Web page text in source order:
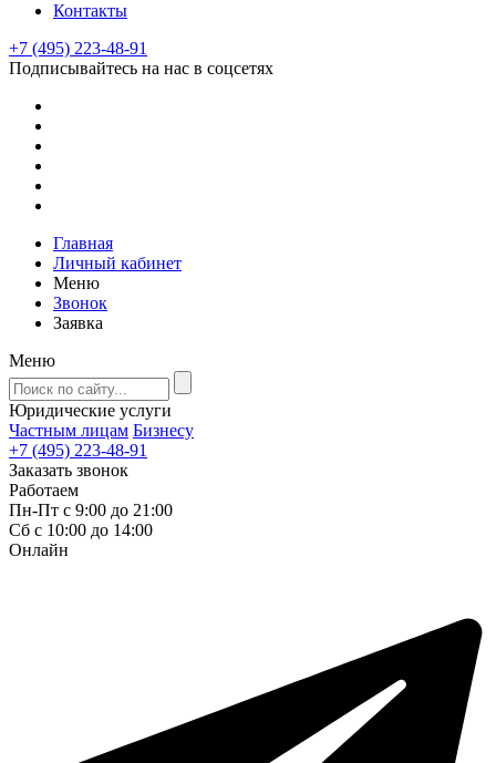
Контакты
+7 (495) 223-48-91
Подписывайтесь на нас в соцсетях
Главная
Личный кабинет
Меню
Звонок
Заявка
Меню
Юридические услуги
Частным лицам Бизнесу
+7 (495) 223-48-91
Заказать звонок
Работаем
Пн-Пт с 9:00 до 21:00
Сб с 10:00 до 14:00
Онлайн